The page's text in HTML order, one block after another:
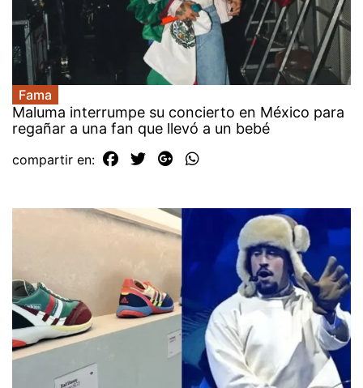
Fama
Maluma interrumpe su concierto en México para
regañar a una fan que llevó a un bebé
compartir en: